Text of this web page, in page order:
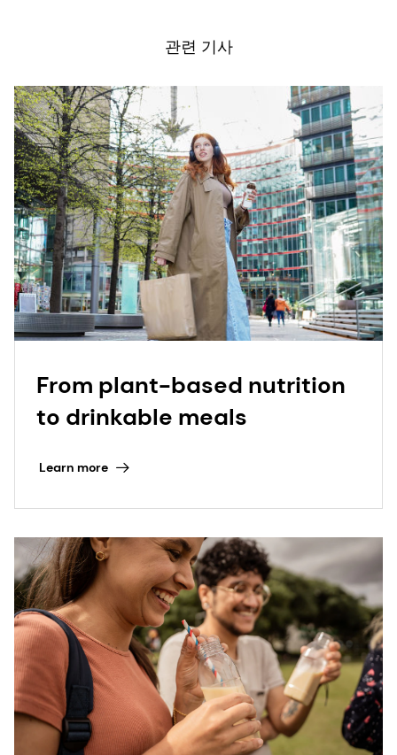
관련 기사
From plant-based nutrition
to drinkable meals
Learn more